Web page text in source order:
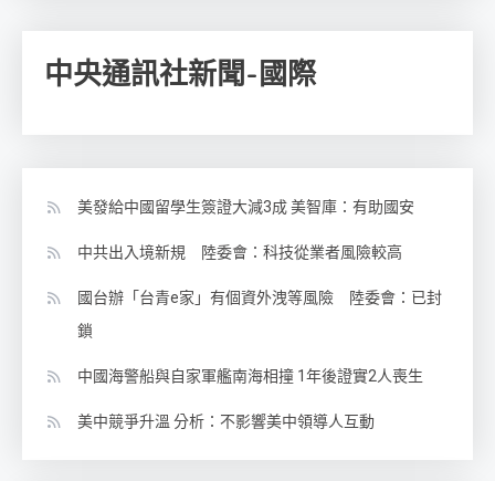
中央通訊社新聞-國際
美發給中國留學生簽證大減3成 美智庫：有助國安
中共出入境新規 陸委會：科技從業者風險較高
國台辦「台青e家」有個資外洩等風險 陸委會：已封
鎖
中國海警船與自家軍艦南海相撞 1年後證實2人喪生
美中競爭升溫 分析：不影響美中領導人互動